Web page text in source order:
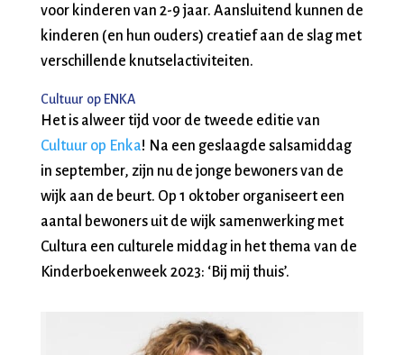
voor kinderen van 2-9 jaar. Aansluitend kunnen de
kinderen (en hun ouders) creatief aan de slag met
verschillende knutselactiviteiten.
Cultuur op ENKA
Het is alweer tijd voor de tweede editie van
Cultuur op Enka! Na een geslaagde salsamiddag
in september, zijn nu de jonge bewoners van de
wijk aan de beurt. Op 1 oktober organiseert een
aantal bewoners uit de wijk samenwerking met
Cultura een culturele middag in het thema van de
Kinderboekenweek 2023: ‘Bij mij thuis’.